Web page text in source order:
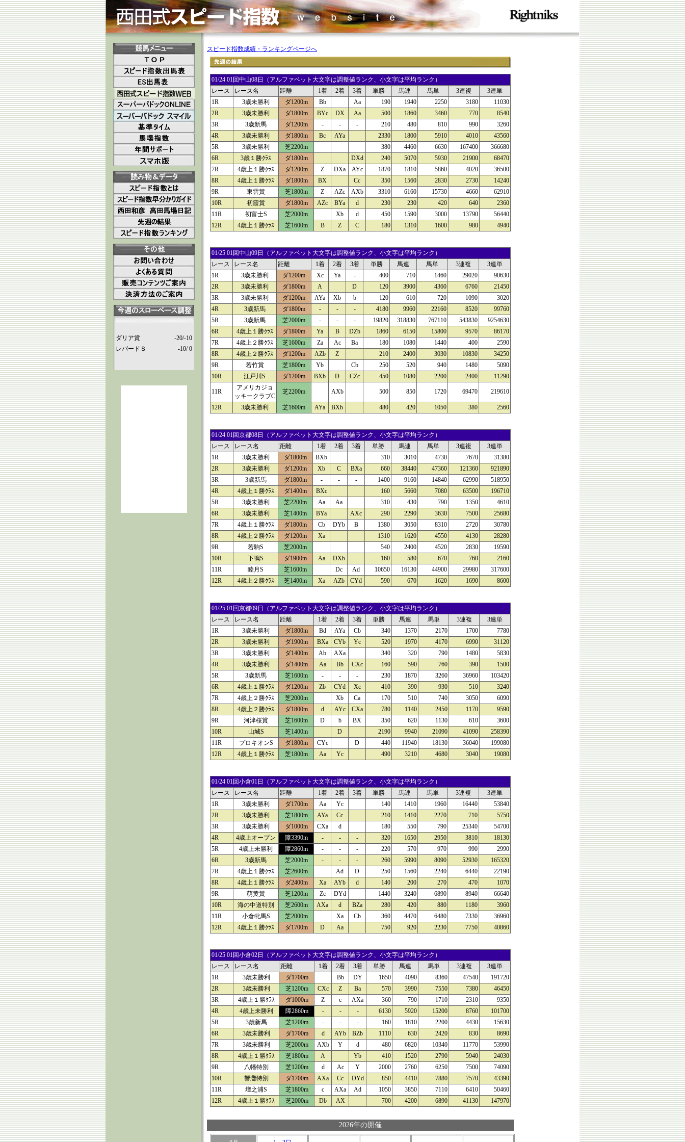
ダリア賞
-20/-10
レパードＳ
-10/ 0
スピード指数成績・ランキングページへ
01/24 01回中山08日（アルファベット大文字は調整値ランク、小文字は平均ランク）
レース
レース名 距離 1着 2着 3着 単勝 馬連 馬単 3連複
3連単
1R
3歳未勝利 ダ1200m Bb Aa 190 1940 2250 3180
11030
2R
3歳未勝利 ダ1800m BYc DX Aa 500 1860 3460 770
8540
3R
3歳新馬 ダ1200m - - - 210 480 810 990
3260
4R
3歳未勝利 ダ1800m Bc AYa 2330 1800 5910 4010
43560
5R
3歳未勝利 芝2200m 380 4460 6630 167400
366680
6R
3歳１勝ｸﾗｽ ダ1800m DXd 240 5070 5930 21900
68470
7R
4歳上１勝ｸﾗｽ ダ1200m Z DXa AYc 1870 1810 5860 4020
36500
8R
4歳上１勝ｸﾗｽ ダ1800m BX Cc 350 1560 2830 2730
14240
9R
東雲賞 芝1800m Z AZc AXb 3310 6160 15730 4660
62910
10R
初霞賞 ダ1800m AZc BYa d 230 230 420 640
2360
11R
初富士S 芝2000m Xb d 450 1590 3000 13790
56440
12R
4歳上１勝ｸﾗｽ 芝1600m B Z C 180 1310 1600 980 4940
01/25 01回中山09日（アルファベット大文字は調整値ランク、小文字は平均ランク）
レース
レース名 距離 1着 2着 3着 単勝 馬連 馬単 3連複
3連単
1R
3歳未勝利 ダ1200m Xc Ya - 400 710 1460 29020
90630
2R
3歳未勝利 ダ1800m A D 120 3900 4360 6760
21450
3R
3歳未勝利 ダ1200m AYa Xb b 120 610 720 1090
3020
4R
3歳新馬 ダ1800m - - - 4180 9960 22160 8520
99760
5R
3歳新馬 芝2000m - - - 19820 318830 767110 543830
9254630
6R
4歳上１勝ｸﾗｽ ダ1800m Ya B DZb 1860 6150 15800 9570
86170
7R
4歳上２勝ｸﾗｽ 芝1600m Za Ac Ba 180 1080 1440 400
2590
8R
4歳上２勝ｸﾗｽ ダ1200m AZb Z 210 2400 3030 10830
34250
9R
若竹賞 芝1800m Yb Cb 250 520 940 1480
5090
10R
江戸川S ダ1200m BXb D CZc 450 1080 2200 2400 11290
11R
アメリカジョ
ッキークラブC
芝2200m AXb 500 850 1720 69470 219610
12R 3歳未勝利 芝1600m AYa BXb 480 420 1050 380 2560
01/24 01回京都08日（アルファベット大文字は調整値ランク、小文字は平均ランク）
レース
レース名 距離 1着 2着 3着 単勝 馬連 馬単 3連複
3連単
1R
3歳未勝利 ダ1800m BXb 310 3010 4730 7670
31380
2R
3歳未勝利 ダ1200m Xb C BXa 660 38440 47360 121360
921890
3R
3歳新馬 ダ1800m - - - 1400 9160 14840 62990
518950
4R
4歳上１勝ｸﾗｽ ダ1400m BXc 160 5660 7080 63500
196710
5R
3歳未勝利 芝2200m Aa Aa 310 430 790 1350
4610
6R
3歳未勝利 芝1400m BYa AXc 290 2290 3630 7500
25680
7R
4歳上１勝ｸﾗｽ ダ1800m Cb DYb B 1380 3050 8310 2720
30780
8R
4歳上２勝ｸﾗｽ ダ1200m Xa 1310 1620 4550 4130
28280
9R
若駒S 芝2000m 540 2400 4520 2830
19590
10R
下鴨S ダ1900m Aa DXb 160 580 670 760
2160
11R
睦月S 芝1600m Dc Ad 10650 16130 44900 29980
317600
12R
4歳上２勝ｸﾗｽ 芝1400m Xa AZb CYd 590 670 1620 1690 8600
01/25 01回京都09日（アルファベット大文字は調整値ランク、小文字は平均ランク）
レース
レース名 距離 1着 2着 3着 単勝 馬連 馬単 3連複
3連単
1R
3歳未勝利 ダ1800m Bd AYa Cb 340 1370 2170 1700
7780
2R
3歳未勝利 ダ1900m BXa CYb Yc 520 1970 4170 6990
31120
3R
3歳未勝利 ダ1400m Ab AXa 340 320 790 1480
5830
4R
3歳未勝利 ダ1400m Aa Bb CXc 160 590 760 390
1500
5R
3歳新馬 芝1600m - - - 230 1870 3260 36960
103420
6R
4歳上１勝ｸﾗｽ ダ1200m Zb CYd Xc 410 390 930 510
3240
7R
4歳上２勝ｸﾗｽ 芝2000m Xb Ca 170 510 740 3050
6090
8R
4歳上２勝ｸﾗｽ ダ1800m d AYc CXa 780 1140 2450 1170
9590
9R
河津桜賞 芝1600m D b BX 350 620 1130 610
3600
10R
山城S 芝1400m D 2190 9940 21090 41090
258390
11R
プロキオンS ダ1800m CYc D 440 11940 18130 36040
199080
12R
4歳上１勝ｸﾗｽ 芝1800m Aa Yc 490 3210 4680 3040 19080
01/24 01回小倉01日（アルファベット大文字は調整値ランク、小文字は平均ランク）
レース
レース名 距離 1着 2着 3着 単勝 馬連 馬単 3連複
3連単
1R
3歳未勝利 ダ1700m Aa Yc 140 1410 1960 16440
53840
2R
3歳未勝利 芝1800m AYa Cc 210 1410 2270 710
5750
3R
3歳未勝利 ダ1000m CXa d 180 550 790 25340
54700
4R
4歳上オープン 障3390m - - - 320 1650 2950 3810
18130
5R
4歳上未勝利 障2860m - - - 220 570 970 990
2990
6R
3歳新馬 芝2000m - - - 260 5990 8090 52930
165320
7R
4歳上１勝ｸﾗｽ 芝2600m Ad D 250 1560 2240 6440
22190
8R
4歳上１勝ｸﾗｽ ダ2400m Xa AYb d 140 200 270 470
1070
9R
萌黄賞 芝1200m Zc DYd 1440 3240 6890 8940
66640
10R
海の中道特別 芝2600m AXa d BZa 280 420 880 1180
3960
11R
小倉牝馬S 芝2000m Xa Cb 360 4470 6480 7330
36960
12R
4歳上１勝ｸﾗｽ ダ1700m D Aa 750 920 2230 7750 40860
01/25 01回小倉02日（アルファベット大文字は調整値ランク、小文字は平均ランク）
レース
レース名 距離 1着 2着 3着 単勝 馬連 馬単 3連複
3連単
1R
3歳未勝利 ダ1700m Bb DY 1650 4090 8360 47540
191720
2R
3歳未勝利 芝1200m CXc Z Ba 570 3990 7550 7380
46450
3R
4歳上１勝ｸﾗｽ ダ1000m Z c AXa 360 790 1710 2310
9350
4R
4歳上未勝利 障2860m - - - 6130 5920 15200 8760
101700
5R
3歳新馬 芝1200m - - - 160 1810 2200 4430
15630
6R
3歳未勝利 ダ1700m d AYb BZb 1110 630 2420 830
8690
7R
3歳未勝利 芝2000m AXb Y d 480 6820 10340 11770
53990
8R
4歳上１勝ｸﾗｽ 芝1800m A Yb 410 1520 2790 5940
24030
9R
八幡特別 芝1200m d Ac Y 2000 2760 6250 7500
74090
10R
響灘特別 ダ1700m AXa Cc DYd 850 4410 7880 7570
43390
11R
壇之浦S 芝1800m c AXa Ad 1050 3850 7110 6410
50460
12R
4歳上１勝ｸﾗｽ 芝2000m Db AX 700 4200 6890 41130 147970
2026年の開催